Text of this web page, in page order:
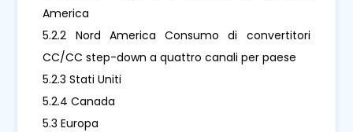
America
5.2.2 Nord America Consumo di convertitori
CC/CC step-down a quattro canali per paese
5.2.3 Stati Uniti
5.2.4 Canada
5.3 Europa